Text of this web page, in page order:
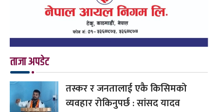
ताजा अपडेट
तस्कर र जनतालाई एकै किसिमको
व्यवहार रोकिनुपर्छ : सांसद यादव